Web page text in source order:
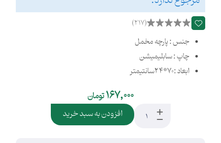
(217)
جنس : پارچه مخمل
چاپ : سابلیمیشن
ابعاد :70*24سانتیمتر
167,000تومان
افزودن به سبد خرید